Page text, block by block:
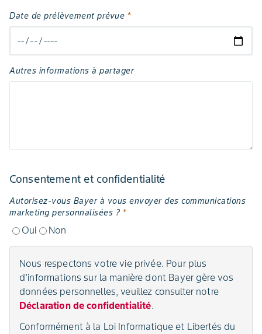
Date de prélèvement prévue *
Autres informations à partager
Consentement et confidentialité
Autorisez-vous Bayer à vous envoyer des communications
marketing personnalisées ? *
Oui Non
Nous respectons votre vie privée. Pour plus
d'informations sur la manière dont Bayer gère vos
données personnelles, veuillez consulter notre
Déclaration de confidentialité.
Conformément à la Loi Informatique et Libertés du